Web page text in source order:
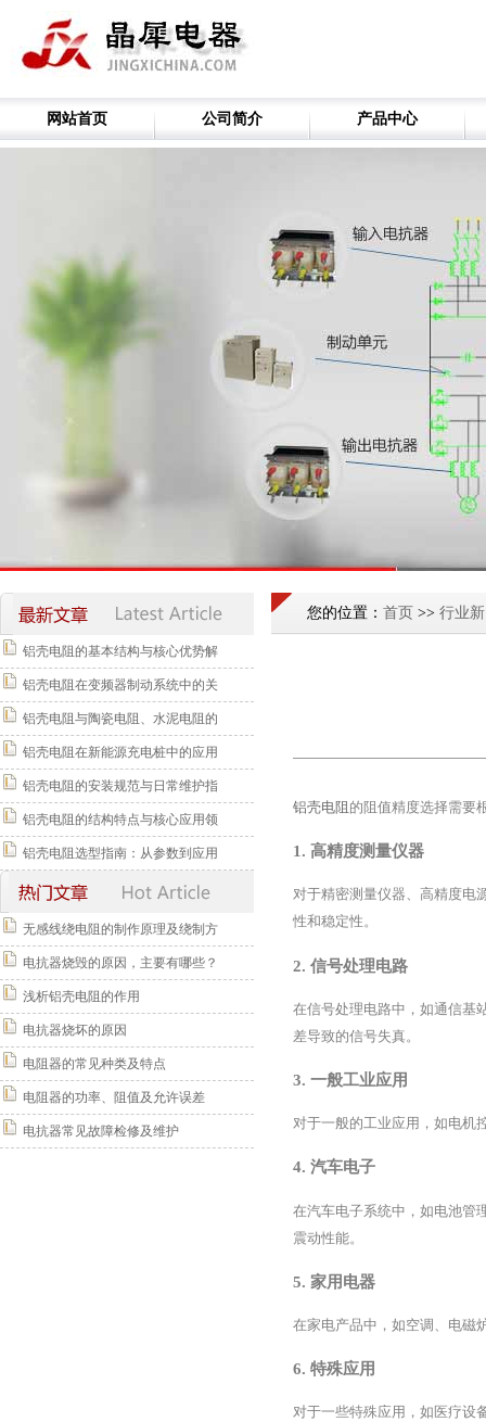
网站首页 公司简介 产品中心
铝壳电阻的基本结构与核心优势解
铝壳电阻在变频器制动系统中的关
铝壳电阻与陶瓷电阻、水泥电阻的
铝壳电阻在新能源充电桩中的应用
铝壳电阻的安装规范与日常维护指
铝壳电阻的结构特点与核心应用领
铝壳电阻选型指南：从参数到应用
无感线绕电阻的制作原理及绕制方
电抗器烧毁的原因，主要有哪些？
浅析铝壳电阻的作用
电抗器烧坏的原因
电阻器的常见种类及特点
电阻器的功率、阻值及允许误差
电抗器常见故障检修及维护
您的位置： 首页 >> 行业
铝壳电阻 的阻值精度选择需要
1. 高精度测量仪器
对于精密测量仪器、高精度电
性和稳定性。
2. 信号处理电路
在信号处理电路中，如通信基
差导致的信号失真。
3. 一般工业应用
对于一般的工业应用，如电机
4. 汽车电子
在汽车电子系统中，如电池管
震动性能。
5. 家用电器
在家电产品中，如空调、电磁
6. 特殊应用
对于一些特殊应用，如医疗设